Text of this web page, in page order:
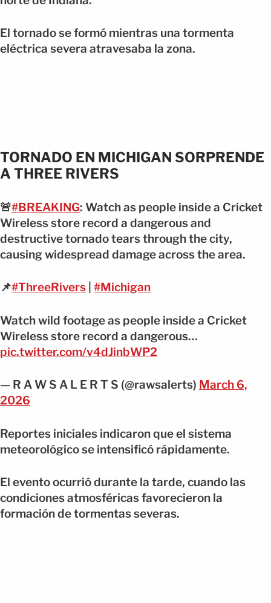
El tornado se formó mientras una tormenta
eléctrica severa atravesaba la zona.
TORNADO EN MICHIGAN SORPRENDE
A THREE RIVERS
🚨#BREAKING: Watch as people inside a Cricket
Wireless store record a dangerous and
destructive tornado tears through the city,
causing widespread damage across the area.
📌#ThreeRivers #Michigan
Watch wild footage as people inside a Cricket
Wireless store record a dangerous…
pic.twitter.com/v4dJinbWP2
— R A W S A L E R T S (@rawsalerts) March 6,
2026
Reportes iniciales indicaron que el sistema
meteorológico se intensificó rápidamente.
El evento ocurrió durante la tarde, cuando las
condiciones atmosféricas favorecieron la
formación de tormentas severas.